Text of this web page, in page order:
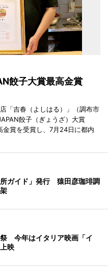
餃子大賞最高金賞
「吉春（よしはる）」（調布市
餃子（ぎょうざ）大賞
賞を受賞し、7月24日に都内
ガイド」発行 猿田彦珈琲調
今年はイタリア映画「イ
映